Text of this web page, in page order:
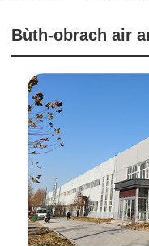
Bùth-obrach air